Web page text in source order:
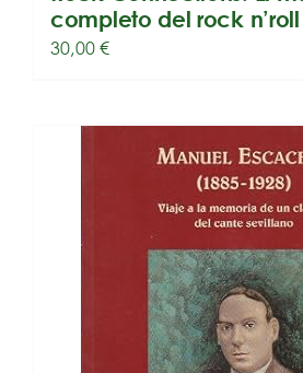
completo del rock n’roll
30,00€